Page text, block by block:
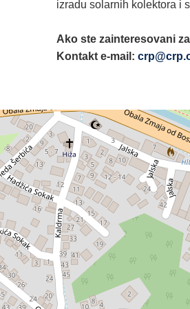
izradu solarnih kolektora i
Ako ste zainteresovani
Kontakt e-mail: